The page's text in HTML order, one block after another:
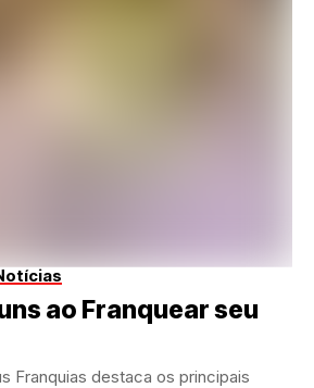
ao Franquear seu
Franquias destaca os principais